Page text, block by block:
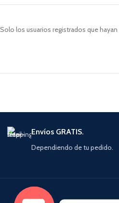
Solo los usuarios registrados que
Envíos GRATIS.
Dependiendo de tu pedido.